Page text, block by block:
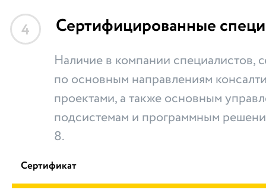
4 Сертифицированные
Наличие в компании специалистов,
по основным направлениям
проектами, а также основным
подсистемам и программным
8.
Сертификат